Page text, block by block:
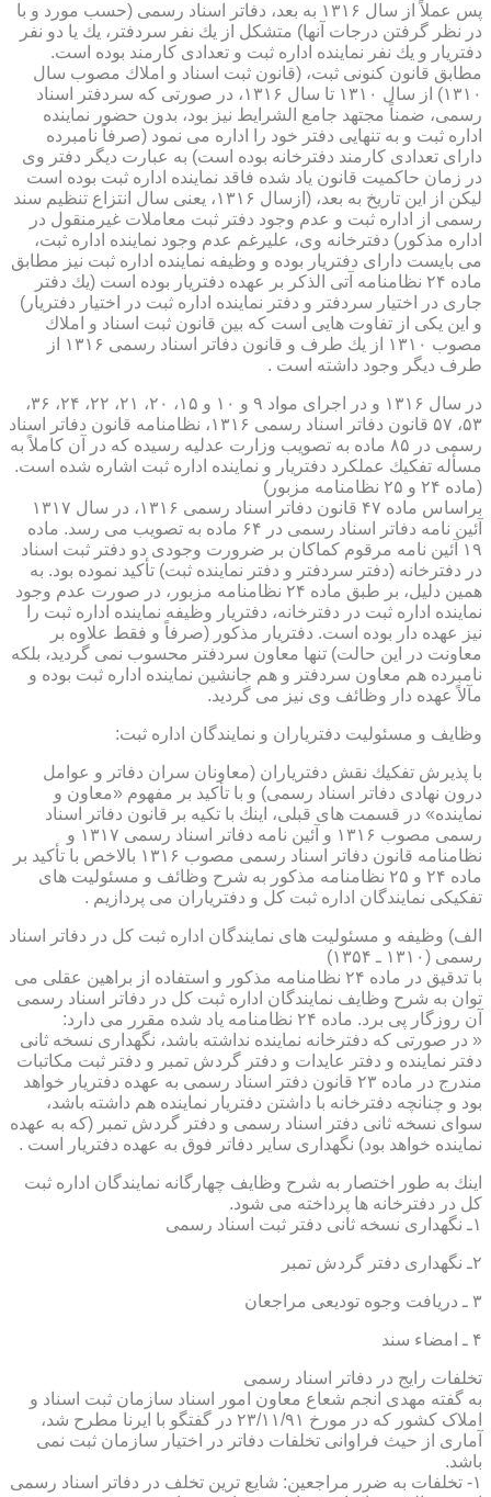
پس عملاً از سال ۱۳۱۶ به بعد، دفاتر اسناد رسمی (حسب مورد و با
در نظر گرفتن درجات آنها) متشكل از یك نفر سردفتر، یك یا دو نفر
دفتریار و یك نفر نماینده اداره ثبت و تعدادی كارمند بوده است.
مطابق قانون كنونی ثبت، (قانون ثبت اسناد و املاك مصوب سال
۱۳۱۰) از سال ۱۳۱۰ تا سال ۱۳۱۶، در صورتی كه سردفتر اسناد
رسمی، ضمناً مجتهد جامع الشرایط نیز بود، بدون حضور نماینده
اداره ثبت و به تنهایی دفتر خود را اداره می نمود (صرفاً نامبرده
دارای تعدادی كارمند دفترخانه بوده است) به عبارت دیگر دفتر وی
در زمان حاكمیت قانون یاد شده فاقد نماینده اداره ثبت بوده است
لیكن از این تاریخ به بعد، (ازسال ۱۳۱۶، یعنی سال انتزاع تنظیم سند
رسمی از اداره ثبت و عدم وجود دفتر ثبت معاملات غیرمنقول در
اداره مذكور) دفترخانه وی، علیرغم عدم وجود نماینده اداره ثبت،
می بایست دارای دفتریار بوده و وظیفه نماینده اداره ثبت نیز مطابق
ماده ۲۴ نظامنامه آتی الذكر بر عهده دفتریار بوده است (یك دفتر
جاری در اختیار سردفتر و دفتر نماینده اداره ثبت در اختیار دفتریار)
و این یكی از تفاوت هایی است كه بین قانون ثبت اسناد و املاك
مصوب ۱۳۱۰ از یك طرف و قانون دفاتر اسناد رسمی ۱۳۱۶ از
طرف دیگر وجود داشته است .
در سال ۱۳۱۶ و در اجرای مواد ۹ و ۱۰ و ۱۵، ۲۰، ۲۱، ۲۲، ۲۴، ۳۶،
۵۳، ۵۷ قانون دفاتر اسناد رسمی ۱۳۱۶، نظامنامه قانون دفاتر اسناد
رسمی در ۸۵ ماده به تصویب وزارت عدلیه رسیده كه در آن كاملاً به
مسأله تفكیك عملكرد دفتریار و نماینده اداره ثبت اشاره شده است.
(ماده ۲۴ و ۲۵ نظامنامه مزبور)
براساس ماده ۴۷ قانون دفاتر اسناد رسمی ۱۳۱۶، در سال ۱۳۱۷
آئین نامه دفاتر اسناد رسمی در ۶۴ ماده به تصویب می رسد. ماده
۱۹ آئین نامه مرقوم كماكان بر ضرورت وجودی دو دفتر ثبت اسناد
در دفترخانه (دفتر سردفتر و دفتر نماینده ثبت) تأكید نموده بود. به
همین دلیل، بر طبق ماده ۲۴ نظامنامه مزبور، در صورت عدم وجود
نماینده اداره ثبت در دفترخانه، دفتریار وظیفه نماینده اداره ثبت را
نیز عهده دار بوده است. دفتریار مذكور (صرفاً و فقط علاوه بر
معاونت در این حالت) تنها معاون سردفتر محسوب نمی گردید، بلكه
نامبرده هم معاون سردفتر و هم جانشین نماینده اداره ثبت بوده و
مآلاً عهده دار وظائف وی نیز می گردید.
وظایف و مسئولیت دفتریاران و نمایندگان اداره ثبت:
با پذیرش تفكیك نقش دفتریاران (معاونان سران دفاتر و عوامل
درون نهادی دفاتر اسناد رسمی) و با تأكید بر مفهوم «معاون و
نماینده» در قسمت های قبلی، اینك با تكیه بر قانون دفاتر اسناد
رسمی مصوب ۱۳۱۶ و آئین نامه دفاتر اسناد رسمی ۱۳۱۷ و
نظامنامه قانون دفاتر اسناد رسمی مصوب ۱۳۱۶ بالاخص با تأكید بر
ماده ۲۴ و ۲۵ نظامنامه مذكور به شرح وظائف و مسئولیت های
تفكیكی نمایندگان اداره ثبت كل و دفتریاران می پردازیم .
الف) وظیفه و مسئولیت های نمایندگان اداره ثبت كل در دفاتر اسناد
رسمی (۱۳۱۰ ـ ۱۳۵۴)
با تدقیق در ماده ۲۴ نظامنامه مذكور و استفاده از براهین عقلی می
توان به شرح وظایف نمایندگان اداره ثبت كل در دفاتر اسناد رسمی
آن روزگار پی برد. ماده ۲۴ نظامنامه یاد شده مقرر می دارد:
« در صورتی كه دفترخانه نماینده نداشته باشد، نگهداری نسخه ثانی
دفتر نماینده و دفتر عایدات و دفتر گردش تمبر و دفتر ثبت مكاتبات
مندرج در ماده ۲۳ قانون دفتر اسناد رسمی به عهده دفتریار خواهد
بود و چنانچه دفترخانه با داشتن دفتریار نماینده هم داشته باشد،
سوای نسخه ثانی دفتر اسناد رسمی و دفتر گردش تمبر (كه به عهده
نماینده خواهد بود) نگهداری سایر دفاتر فوق به عهده دفتریار است .
اینك به طور اختصار به شرح وظایف چهارگانه نمایندگان اداره ثبت
كل در دفترخانه ها پرداخته می شود.
۱ـ نگهداری نسخه ثانی دفتر ثبت اسناد رسمی
۲ـ نگهداری دفتر گردش تمبر
۳ ـ دریافت وجوه تودیعی مراجعان
۴ ـ امضاء سند
تخلفات رایج در دفاتر اسناد رسمی
به گفته مهدی انجم شعاع معاون امور اسناد سازمان ثبت اسناد و
املاک کشور که در مورخ ۲۳/۱۱/۹۱ در گفتگو با ایرنا مطرح شد،
آماری از حیث فراوانی تخلفات دفاتر در اختیار سازمان ثبت نمی
باشد.
۱- تخلفات به ضرر مراجعین: شایع ترین تخلف در دفاتر اسناد رسمی